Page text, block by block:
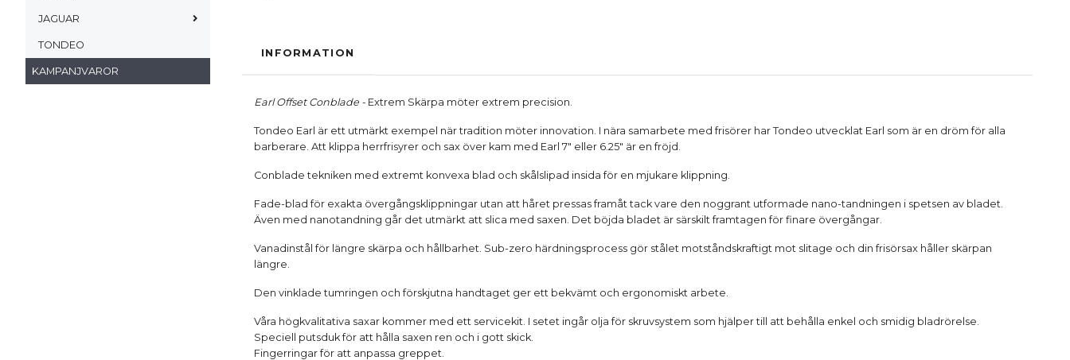
JAGUAR
TONDEO
KAMPANJVAROR
INFORMATION
Earl Offset Conblade - Extrem Skärpa möter extrem precision.
Tondeo Earl är ett utmärkt exempel när tradition möter innovation. I nära samarbete med frisörer har Tondeo utvecklat Earl som är en dröm för alla
barberare. Att klippa herrfrisyrer och sax över kam med Earl 7" eller 6.25" är en fröjd.
Conblade tekniken med extremt konvexa blad och skålslipad insida för en mjukare klippning.
Fade-blad för exakta övergångsklippningar utan att håret pressas framåt tack vare den noggrant utformade nano-tandningen i spetsen av bladet.
Även med nanotandning går det utmärkt att slica med saxen. Det böjda bladet är särskilt framtagen för finare övergångar.
Vanadinstål för längre skärpa och hållbarhet. Sub-zero härdningsprocess gör stålet motståndskraftigt mot slitage och din frisörsax håller skärpan
längre.
Den vinklade tumringen och förskjutna handtaget ger ett bekvämt och ergonomiskt arbete.
Våra högkvalitativa saxar kommer med ett servicekit. I setet ingår olja för skruvsystem som hjälper till att behålla enkel och smidig bladrörelse.
Speciell putsduk för att hålla saxen ren och i gott skick.
Fingerringar för att anpassa greppet.